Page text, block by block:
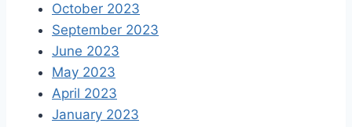
October 2023
September 2023
June 2023
May 2023
April 2023
January 2023